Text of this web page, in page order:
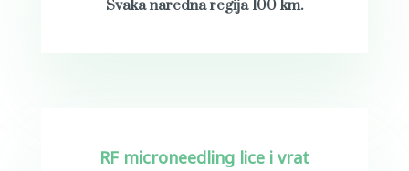
Svaka naredna regija 100 km.
RF microneedling lice i vrat